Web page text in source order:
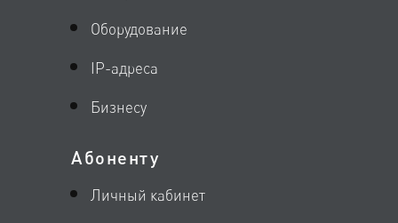
Оборудование
IP-адреса
Бизнесу
Абоненту
Личный кабинет